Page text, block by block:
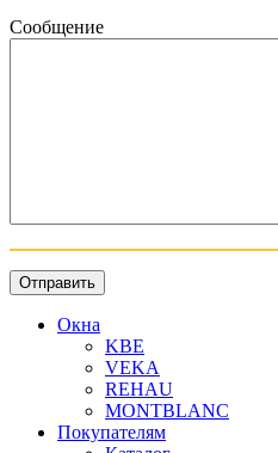
Сообщение
Окна
KBE
VEKA
REHAU
MONTBLANC
Покупателям